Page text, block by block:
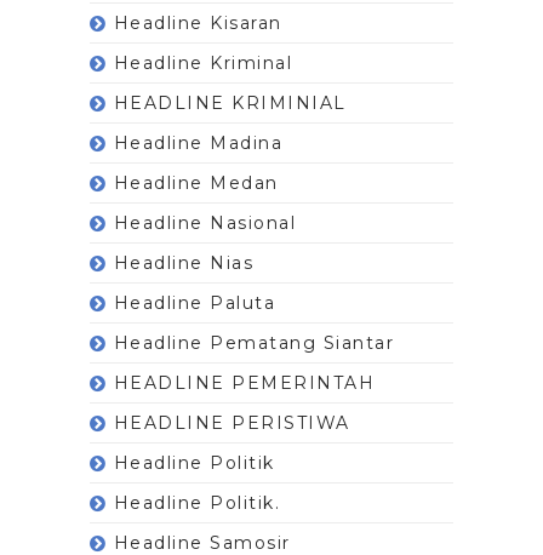
Headline Kisaran
Headline Kriminal
HEADLINE KRIMINIAL
Headline Madina
Headline Medan
Headline Nasional
Headline Nias
Headline Paluta
Headline Pematang Siantar
HEADLINE PEMERINTAH
HEADLINE PERISTIWA
Headline Politik
Headline Politik.
Headline Samosir